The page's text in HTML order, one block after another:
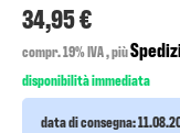
34,95 €
compr. 19% IVA , più
disponibilità immediata
data di consegna: